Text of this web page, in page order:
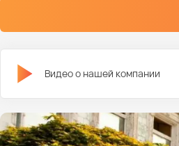
Видео о нашей компании